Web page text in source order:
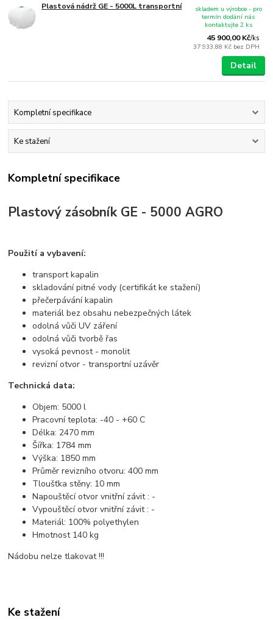
Plastová nádrž GE - 5000L transportní
45 900,00 Kč/ks
37 933,88 Kč bez DPH
skladem u výrobce - pro
termín dodání nás
kontaktujte 2 ks
Detail
Kompletní specifikace
Ke stažení
Kompletní specifikace
Plastový zásobník GE - 5000 AGRO
Použití a vybavení:
transport kapalin
skladování pitné vody (certifikát ke stažení)
přečerpávání kapalin
materiál bez obsahu nebezpečných látek
odolná vůči UV záření
odolná vůči tvorbě řas
vysoká pevnost - monolit
revizní otvor - transportní uzávěr
Technická data:
Objem: 5000 l
Pracovní teplota: -40 - +60 C
Délka: 2470 mm
Šířka: 1784 mm
Výška: 1850 mm
Průměr revizního otvoru: 400 mm
Tloušťka stěny: 10 mm
Napouštěcí otvor vnitřní závit : -
Vypouštěcí otvor vnitřní závit : -
Materiál: 100% polyethylen
Hmotnost 140 kg
Nádobu nelze tlakovat !!!
Ke stažení